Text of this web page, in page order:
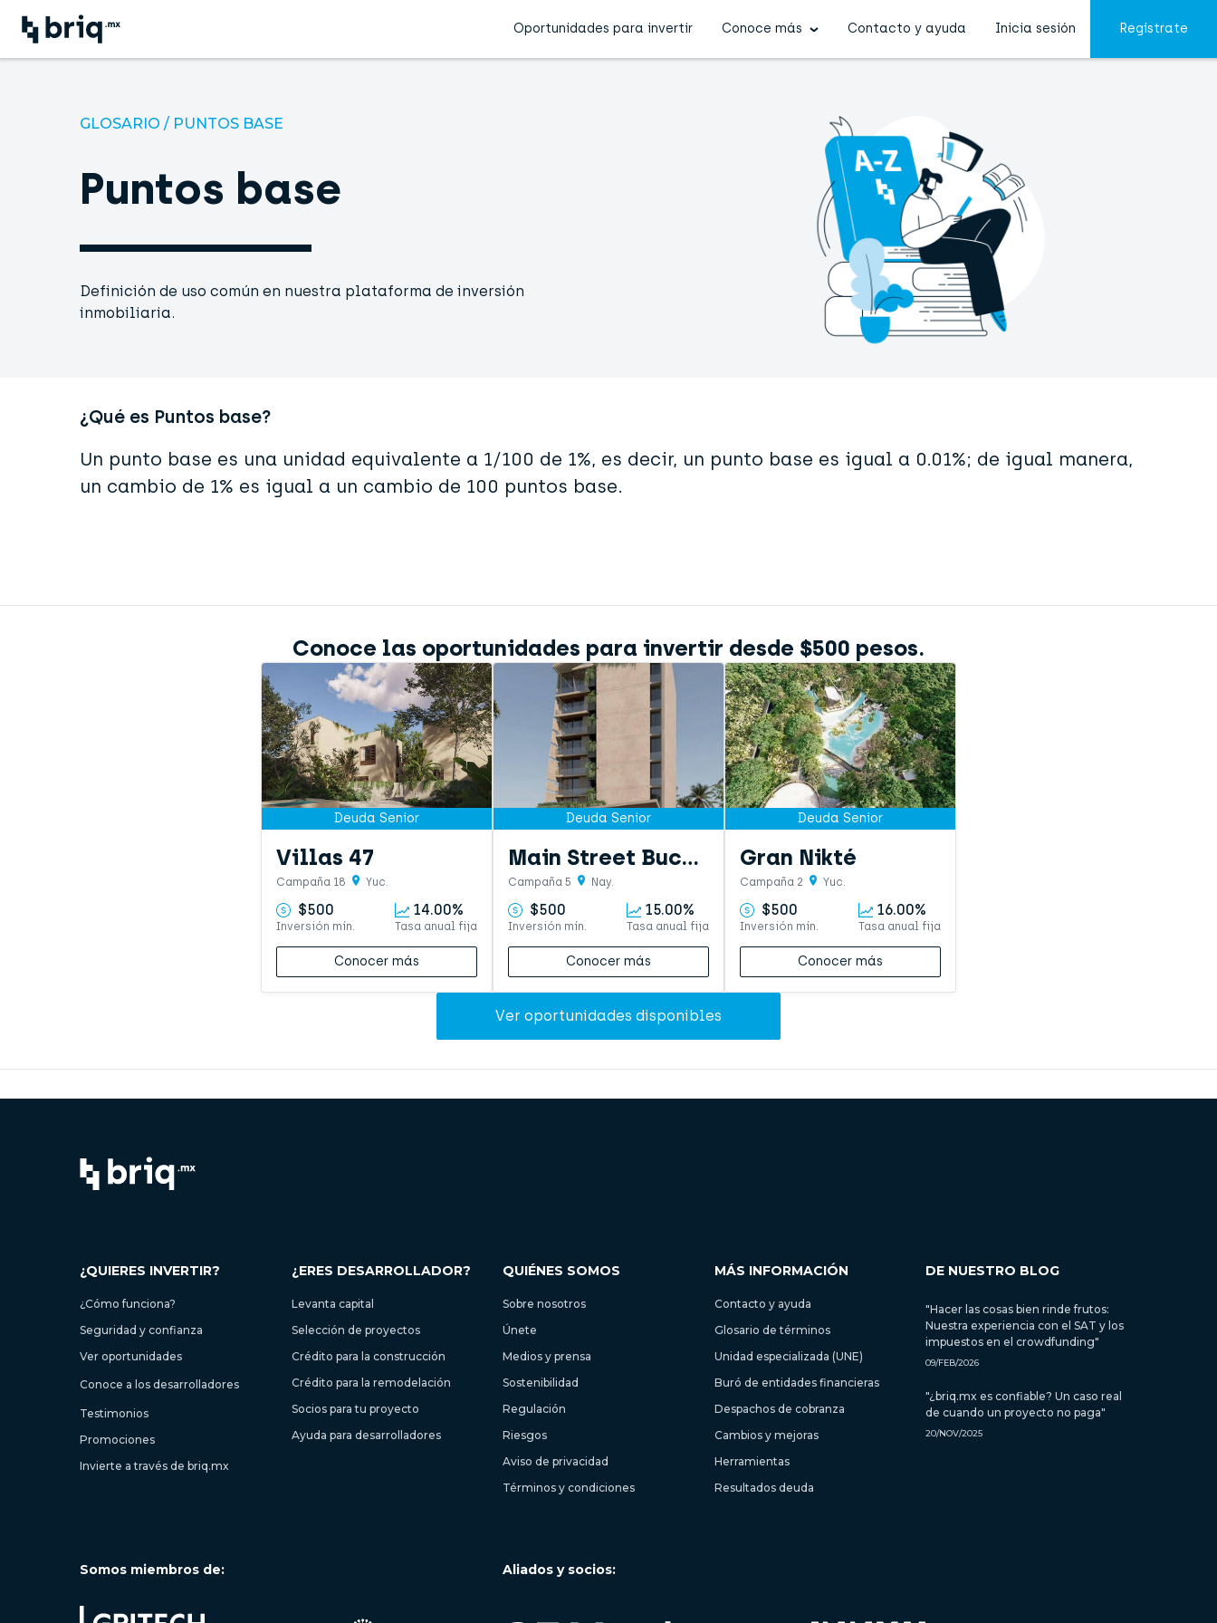
Oportunidades para invertir Conoce más Contacto y ayuda Inicia sesión Regístrate
GLOSARIO / PUNTOS BASE
Puntos base
Definición de uso común en nuestra plataforma de inversión
inmobiliaria.
¿Qué es Puntos base?
Un punto base es una unidad equivalente a 1/100 de 1%, es decir, un punto base es igual a 0.01%; de igual manera,
un cambio de 1% es igual a un cambio de 100 puntos base.
Conoce las oportunidades para invertir desde $500 pesos.
Deuda Senior
Villas 47
Campaña 18 Yuc.
$500
Inversión mín.
14.00%
Tasa anual fija
Conocer más
Deuda Senior
Main Street Bucerías
Campaña 5 Nay.
$500
Inversión mín.
15.00%
Tasa anual fija
Conocer más
Deuda Senior
Gran Nikté
Campaña 2 Yuc.
$500
Inversión mín.
16.00%
Tasa anual fija
Conocer más
Ver oportunidades disponibles
¿QUIERES INVERTIR?
¿Cómo funciona?
Seguridad y confianza
Ver oportunidades
Conoce a los desarrolladores
Testimonios
Promociones
Invierte a través de briq.mx
¿ERES DESARROLLADOR?
Levanta capital
Selección de proyectos
Crédito para la construcción
Crédito para la remodelación
Socios para tu proyecto
Ayuda para desarrolladores
QUIÉNES SOMOS
Sobre nosotros
Únete
Medios y prensa
Sostenibilidad
Regulación
Riesgos
Aviso de privacidad
Términos y condiciones
MÁS INFORMACIÓN
Contacto y ayuda
Glosario de términos
Unidad especializada (UNE)
Buró de entidades financieras
Despachos de cobranza
Cambios y mejoras
Herramientas
Resultados deuda
DE NUESTRO BLOG
"Hacer las cosas bien rinde frutos:
Nuestra experiencia con el SAT y los
impuestos en el crowdfunding"
09/FEB/2026
"¿briq.mx es confiable? Un caso real
de cuando un proyecto no paga"
20/NOV/2025
Somos miembros de: Aliados y socios: